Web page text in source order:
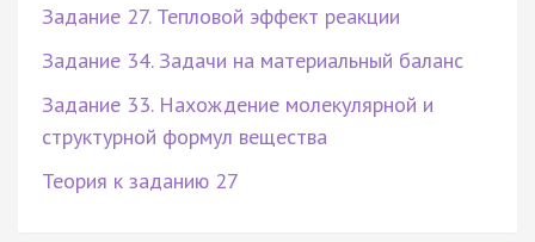
Задание 27. Тепловой эффект реакции
Задание 34. Задачи на материальный баланс
Задание 33. Нахождение молекулярной и
структурной формул вещества
Теория к заданию 27